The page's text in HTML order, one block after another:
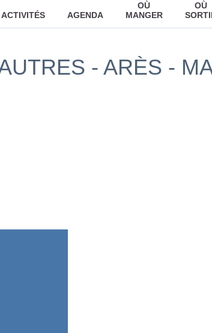
ACTIVITÉS AGENDA
OÙ
MANGER
OÙ
- ARÈS -